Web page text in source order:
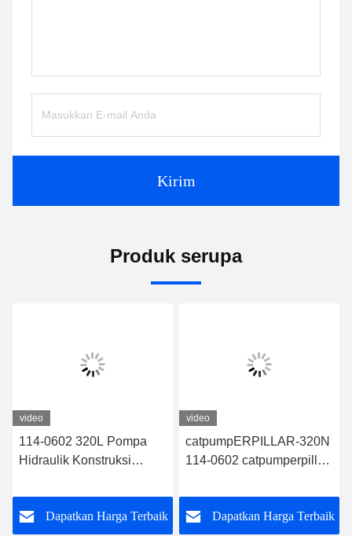
Kirim
Produk serupa
video
114-0602 320L Pompa
Hidraulik Konstruksi
catpumperpillar
Dapatkan Harga Terbaik
video
catpumpERPILLAR-320N
114-0602 catpumperpillar
Catpump Pump Repair Kit
Dapatkan Harga Terbaik